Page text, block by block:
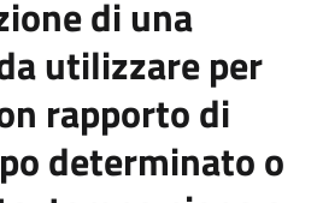
di una
utilizzare per
rapporto di
determinato o